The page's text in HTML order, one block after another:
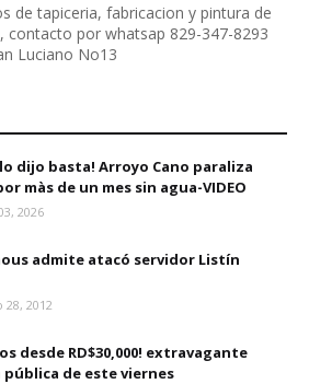
de tapiceria, fabricacion y pintura de
contacto por whatsap 829-347-8293
Luciano No13
dijo basta! Arroyo Cano paraliza
màs de un mes sin agua-VIDEO
2026
admite atacó servidor Listín
2012
desde RD$30,000! extravagante
pública de este viernes